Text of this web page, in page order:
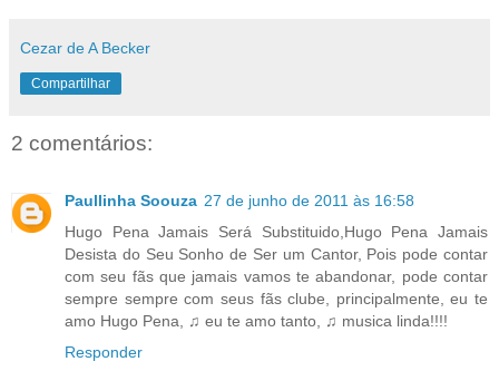
Cezar de A Becker
Compartilhar
2 comentários:
Paullinha Soouza 27 de junho de 2011 às 16:58
Hugo Pena Jamais Será Substituido,Hugo Pena Jamais
Desista do Seu Sonho de Ser um Cantor, Pois pode contar
com seu fãs que jamais vamos te abandonar, pode contar
sempre sempre com seus fãs clube, principalmente, eu te
amo Hugo Pena, ♫ eu te amo tanto, ♫ musica linda!!!!
Responder